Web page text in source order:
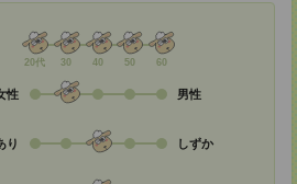
20代 30 40 50 60
性 男性
り しずか